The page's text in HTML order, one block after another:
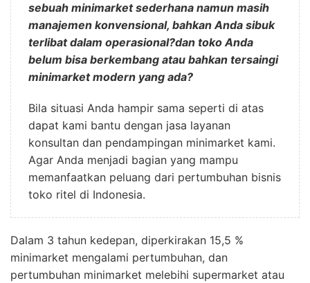
sebuah minimarket sederhana namun masih
manajemen konvensional, bahkan Anda sibuk
terlibat dalam operasional?dan toko Anda
belum bisa berkembang atau bahkan tersaingi
minimarket modern yang ada?
Bila situasi Anda hampir sama seperti di atas
dapat kami bantu dengan jasa layanan
konsultan dan pendampingan minimarket kami.
Agar Anda menjadi bagian yang mampu
memanfaatkan peluang dari pertumbuhan bisnis
toko ritel di Indonesia.
Dalam 3 tahun kedepan, diperkirakan 15,5 %
minimarket mengalami pertumbuhan, dan
pertumbuhan minimarket melebihi supermarket atau